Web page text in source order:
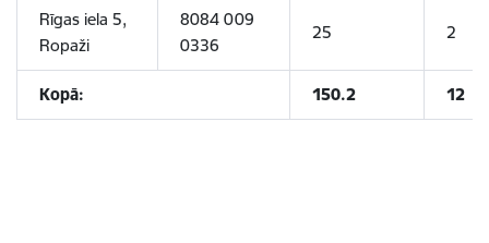
Rīgas iela 5,
Ropaži
8084 009
0336
25 2
Kopā: 150.2 12